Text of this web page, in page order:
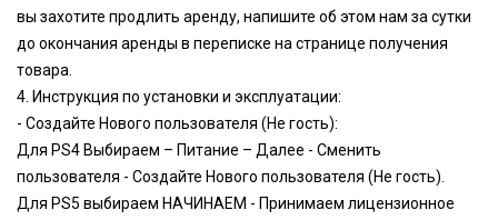
вы захотите продлить аренду, напишите об этом нам за сутки
до окончания аренды в переписке на странице получения
товара.
4. Инструкция по установки и эксплуатации:
- Создайте Нового пользователя (Не гость):
Для PS4 Выбираем – Питание – Далее - Сменить
пользователя - Создайте Нового пользователя (Не гость).
Для PS5 выбираем НАЧИНАЕМ - Принимаем лицензионное